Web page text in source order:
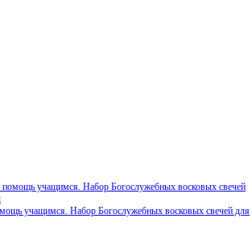
учащимся. Набор Богослужебных восковых свечей для